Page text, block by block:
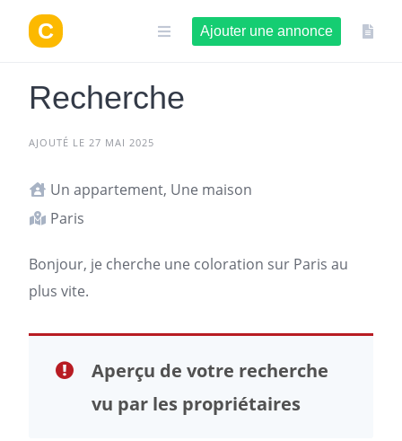
contenu
Ajouter une annonce
Recherche
AJOUTÉ LE 27 MAI 2025
Un appartement, Une maison
Paris
Bonjour, je cherche une coloration sur Paris au
plus vite.
Aperçu de votre recherche
vu par les propriétaires